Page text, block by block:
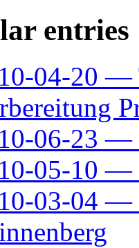
entries
04-20 —
06-23 —
05-10 —
03-04 —